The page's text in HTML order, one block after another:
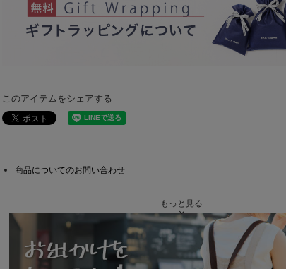
このアイテムをシェアする
商品についてのお問い合わせ
もっと見る